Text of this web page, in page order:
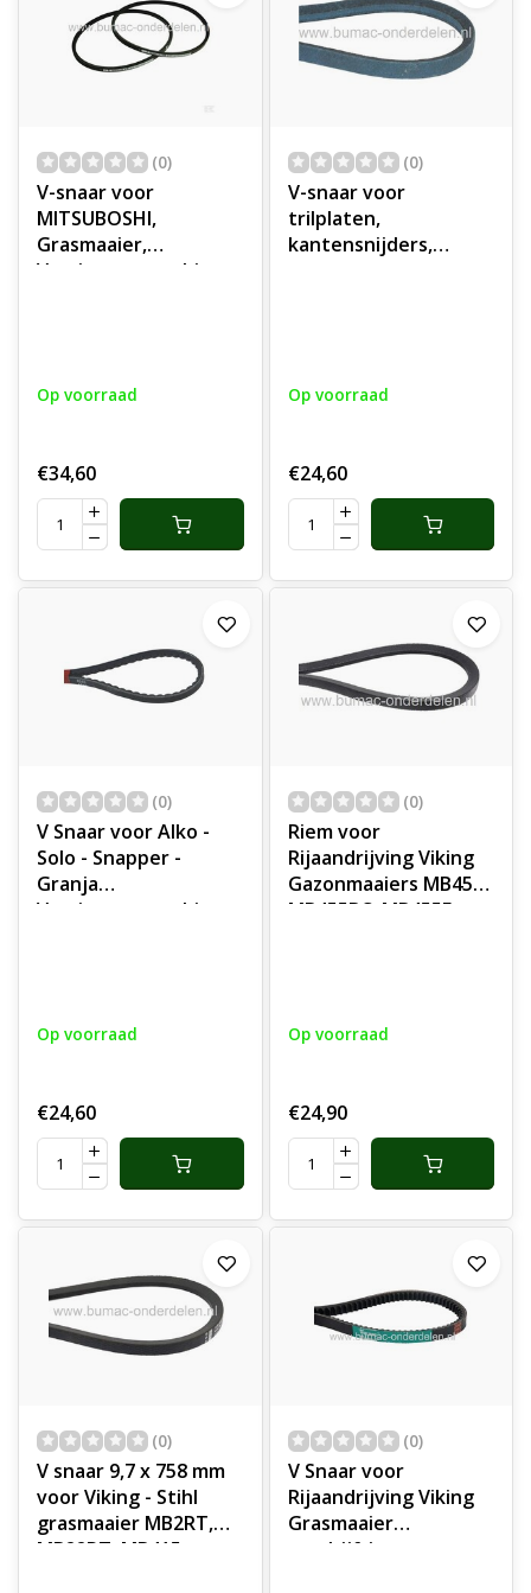
(0)
V-snaar voor
MITSUBOSHI,
Grasmaaier,
Verticuteermachines,
Op voorraad
€34,60
(0)
V-snaar voor
trilplaten,
kantensnijders,
Op voorraad
€24,60
(0)
V Snaar voor Alko -
Solo - Snapper -
Granja
Verticuteermachine -
Op voorraad
€24,60
(0)
Riem voor
Rijaandrijving Viking
Gazonmaaiers MB455,
MB455BC, MB455E,
Aandrijving van de
Loopmaaiers,
Cirkelmaaiers,
Aandrijfriem Viking
onderdeel
Op voorraad
€24,90
(0)
V snaar 9,7 x 758 mm
voor Viking - Stihl
grasmaaier MB2RT,
MB22RT, MB415,
(0)
V Snaar voor
Rijaandrijving Viking
Grasmaaier
aandrijfriem voor